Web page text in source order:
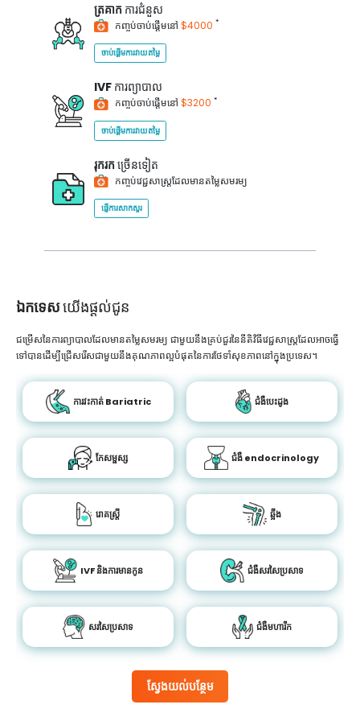
ត្រគាក ការជំនួស
កញ្ចប់ចាប់ផ្តើមនៅ $4000 *
ចាប់ផ្តើមការវាយតម្លៃ
IVF ការព្យាបាល
កញ្ចប់ចាប់ផ្តើមនៅ $3200 *
ចាប់ផ្តើមការវាយតម្លៃ
រុករក ច្រើនទៀត
កញ្ចប់វេជ្ជសាស្ត្រដែលមានតម្លៃសមរម្យ
ផ្ញើការសាកសួរ
ឯកទេសយើងផ្តល់ជូន
ស្វែងយល់បន្ថែម
ជម្រើសនៃការព្យាបាលដែលមានតម្លៃសមរម្យ ជាមួយនឹងគ្រប់ជួរនៃនីតិវិធីវេជ្ជសាស្រ្តដែលអាចធ្វើ
ទៅបានដើម្បីជ្រើសរើសជាមួយនឹងគុណភាពល្អបំផុតនៃការថែទាំសុខភាពនៅក្នុងប្រទេស។
ការវះកាត់ Bariatric ជំងឺបេះដូង
កែសម្ផស្ស ជំងឺ endocrinology
រោគស្ត្រី ឆ្អឹង
IVF និងការមានកូន ជំងឺសរសៃប្រសាទ
សរសៃប្រសាទ ជំងឺមហារីក